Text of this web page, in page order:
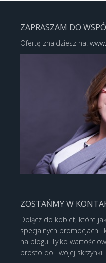
ZAPRASZAM DO
Ofertę znajdziesz na:
ZOSTAŃMY W
Dołącz do kobiet, które
specjalnych promocjach i
na blogu. Tylko
prosto do Twojej skrzynki!